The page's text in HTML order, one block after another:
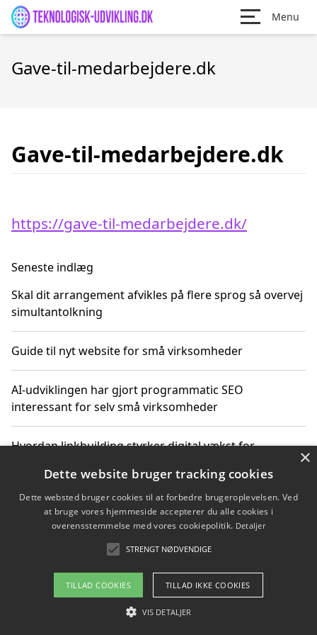
Menu
Gave-til-medarbejdere.dk
Gave-til-medarbejdere.dk
https://gave-til-medarbejdere.dk/
Seneste indlæg
Skal dit arrangement afvikles på flere sprog så overvej
simultantolkning
Guide til nyt website for små virksomheder
AI-udviklingen har gjort programmatic SEO
interessant for selv små virksomheder
Hvordan linkbuilding styrker digital vækst for
Sådan har udviklingen inden for genbrug af elektronik
ændret sig
Copyright 2026 - Pilanto Aps
Om / kontakt
×
Dette website bruger tracking cookies
Dette websted bruger cookies til at forbedre brugeroplevelsen. Ved
at bruge vores hjemmeside accepterer du alle cookies i
overensstemmelse med vores cookiepolitik. Detaljer
STRENGT NØDVENDIGE
TILLAD COOKIES TILLAD IKKE COOKIES
VIS DETALJER